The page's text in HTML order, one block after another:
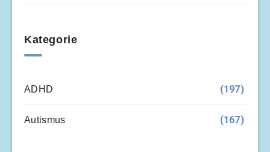
Kategorie
ADHD (197)
Autismus (167)